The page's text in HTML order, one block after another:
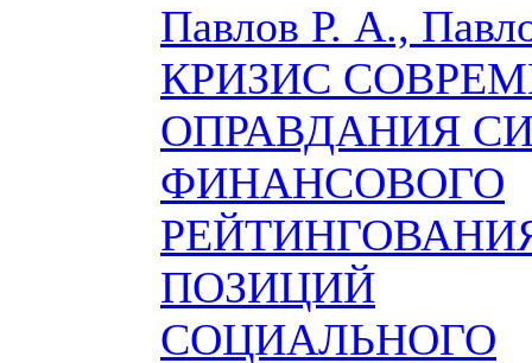
Павлов Р. А.,
КРИЗИС
ОПРАВДАНИЯ
ФИНАНСОВОГО
ПОЗИЦИЙ
СОЦИАЛЬНОГО